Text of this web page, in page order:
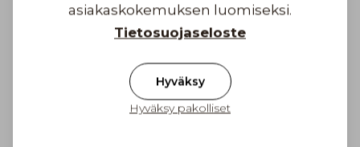
Inspiroidu
asiakaskokemuksen luomiseksi.
Tietosuojaseloste
Hyväksy
Hyväksy pakolliset